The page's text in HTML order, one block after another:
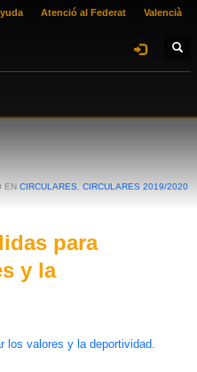
Atenció al Federat Valencià
EN CIRCULARES CIRCULARES 2019/2020
para
y la
los valores y la deportividad.